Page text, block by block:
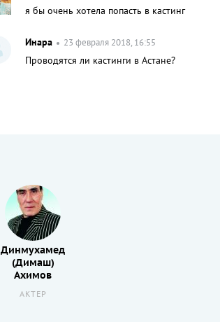
я бы очень хотела попасть в кастинг
Инара 23 февраля 2018, 16:55
Проводятся ли кастинги в Астане?
Динмухамед
(Димаш)
Ахимов
АКТЕР